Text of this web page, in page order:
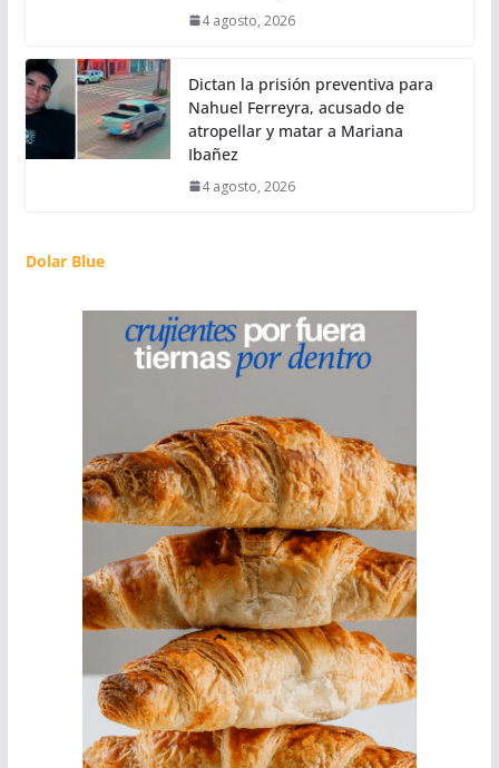
4 agosto, 2026
Dictan la prisión preventiva para
Nahuel Ferreyra, acusado de
atropellar y matar a Mariana
Ibañez
4 agosto, 2026
Dolar Blue